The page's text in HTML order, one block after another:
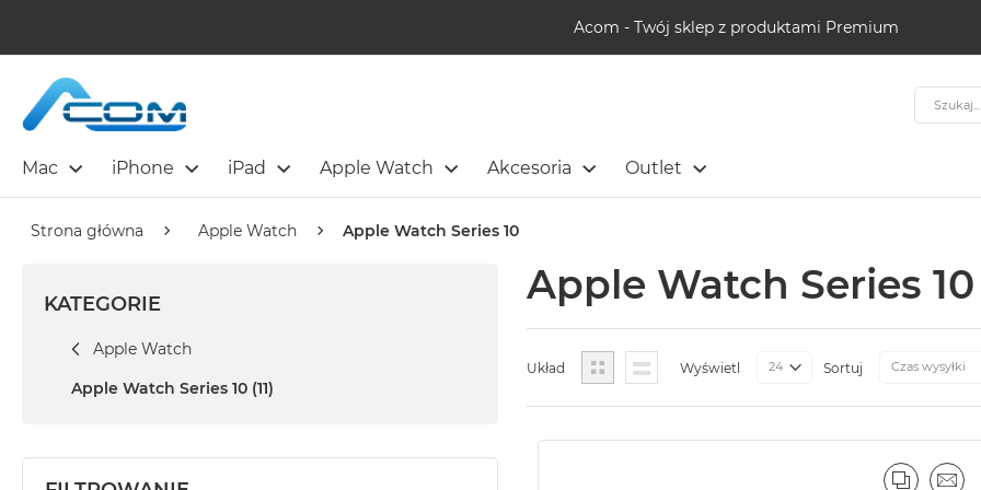
Acom - Twój sklep z produktami Premium
Mac iPhone iPad Apple Watch Akcesoria Outlet
Szukaj
Strona główna Apple Watch Apple Watch Series 10
Apple Watch Series 10
Układ SiatkaListaWyświetl Sortuj
KATEGORIE
Apple Watch
Apple Watch Series 10 (11)